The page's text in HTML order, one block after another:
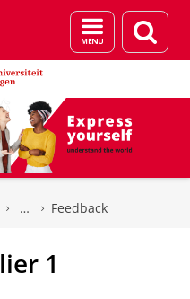
Menu
en
Feedback
1